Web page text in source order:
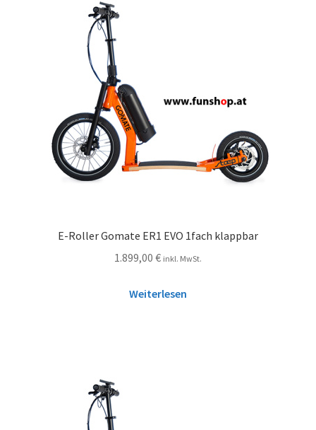
E-Roller Gomate ER1 EVO 1fach klappbar
1.899,00 € inkl. MwSt.
Weiterlesen